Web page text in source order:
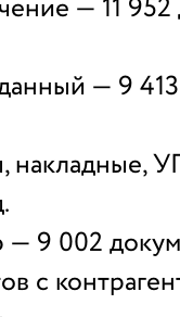
— 11
— 9
накладные,
9 002
с